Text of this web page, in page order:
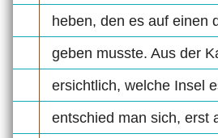
heben, den es auf einen
geben musste. Aus der
ersichtlich, welche Insel
entschied man sich, erst